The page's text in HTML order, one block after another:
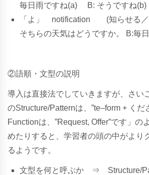
毎日 雨ですね(a) B: そ う ですね(b)
「 よ」 notification (知らせる ／
そち らの天気はどう ですか。 B:毎日
②語順・文型の説明
導入は直接法でしていきますが、さい
のStructure/Patternは、”te–form + く だ
Functionは、”Request, Offer”です」の
めたりすると、学習者の頭の中がより
るようです。
文型を何と 呼ぶか ⇒ Structure/P